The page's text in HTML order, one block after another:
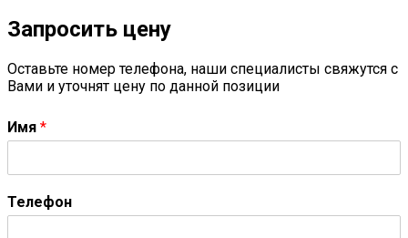
Запросить цену
Оставьте номер телефона, наши специалисты свяжутся с
Вами и уточнят цену по данной позиции
Имя *
Телефон